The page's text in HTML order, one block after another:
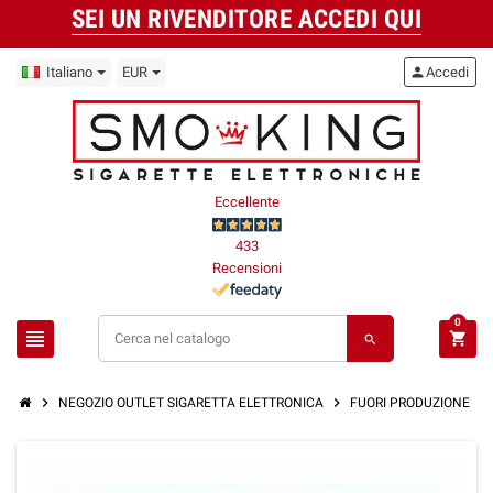
SEI UN RIVENDITORE ACCEDI QUI
Italiano EUR
Eccellente
433
Recensioni
view_headline search
personAccedi
shopping_cart
0
chevron_right NEGOZIO OUTLET SIGARETTA ELETTRONICA chevron_right FUORI PRODUZIONE